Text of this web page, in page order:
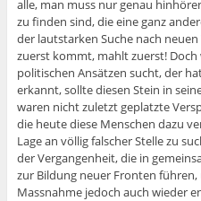
alle, man muss nur genau
zu finden sind, die eine ganz
der lautstarken Suche nach
zuerst kommt, mahlt zuerst! Doch
politischen Ansätzen sucht, der
erkannt, sollte diesen Stein in
waren nicht zuletzt geplatzte
die heute diese Menschen dazu
Lage an völlig falscher Stelle zu
der Vergangenheit, die in
zur Bildung neuer Fronten
Massnahme jedoch auch wieder